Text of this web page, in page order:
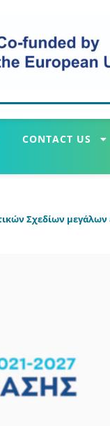
CONTACT US
Σχεδίων μεγάλων